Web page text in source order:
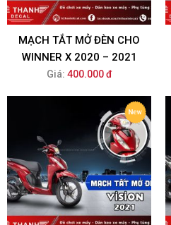
MẠCH TẮT MỞ ĐÈN CHO
WINNER X 2020 – 2021
Giá: 400.000 đ